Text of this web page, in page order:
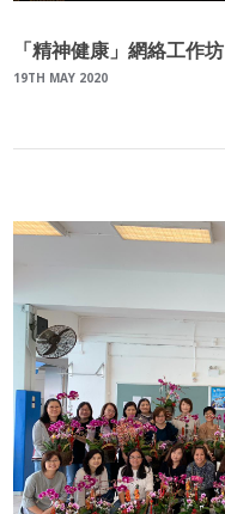
「精神健康」網絡工作坊
19TH MAY 2020